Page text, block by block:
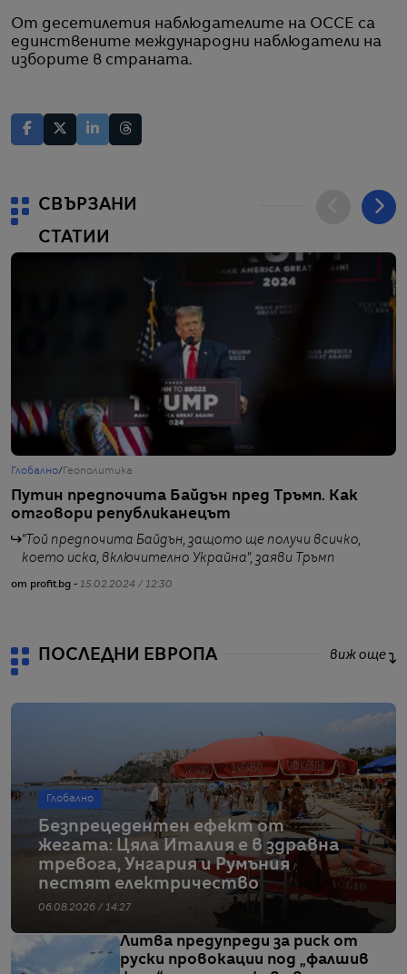
От десетилетия наблюдателите на ОССЕ са
единствените международни наблюдатели на
изборите в страната.
СВЪРЗАНИ
СТАТИИ
Глобално/Геополитика
Путин предпочита Байдън пред Тръмп. Как
отговори републиканецът
"Той предпочита Байдън, защото ще получи всичко,
което иска, включително Украйна", заяви Тръмп
от profit.bg - 15.02.2024 / 12:30
ПОСЛЕДНИ ЕВРОПА виж още
Глобално
Безпрецедентен ефект от
жегата: Цяла Италия е в здравна
тревога, Унгария и Румъния
пестят електричество
06.08.2026 / 14:27
Литва предупреди за риск от
руски провокации под „фалшив